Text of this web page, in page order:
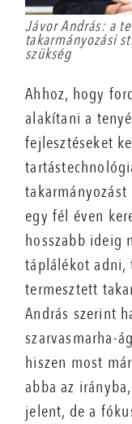
Jávor András: a
takarmányozási
szükség
Ahhoz, hogy
alakítani a
fejlesztéseket
egy fél éven
hosszabb ideig
táplálékot adni,
termesztett
András szerint
szarvasmarha-
hiszen most
abba az
jelent, de a